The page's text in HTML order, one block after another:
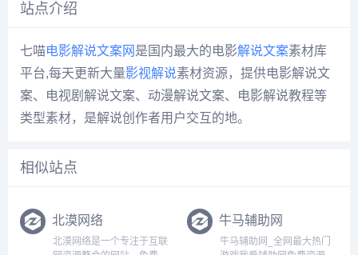
站点介绍
七喵电影解说文案网 是国内最大的电影解说文案素材库
平台,每天更新大量影视解说素材资源，提供电影解说文
案、电视剧解说文案、动漫解说文案、电影解说教程等
类型素材，是解说创作者用户交互的地。
相似站点
北漠网络
北漠网络是一个专注于互联
牛马辅助网
牛马辅助网_全网最大热门